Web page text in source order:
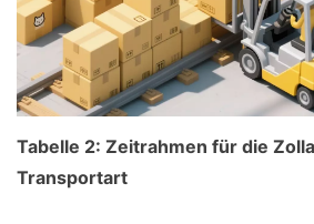
Tabelle 2: Zeitrahmen für die
Transportart